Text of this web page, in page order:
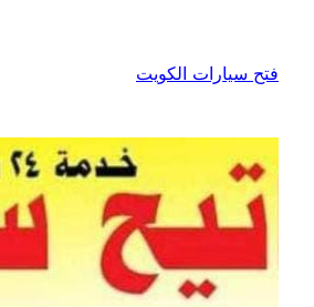
المحتوى
فتح سيارات الكويت